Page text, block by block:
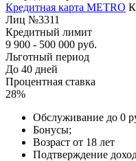
Кредитная карта METRO
Лиц №3311
Кредитный лимит
9 900 - 500 000 руб.
Льготный период
До 40 дней
Процентная ставка
28%
Обслуживание до 0
Бонусы;
Возраст от 18 лет
Подтверждение